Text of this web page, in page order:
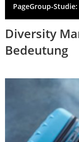
PageGroup-
Diversity
Bedeutung